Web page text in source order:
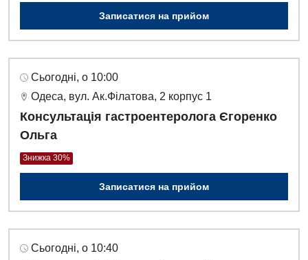
Записатися на прийом
Сьогодні, о 10:00
Одеса, вул. Ак.Філатова, 2 корпус 1
Консультація гастроентеролога Єгоренко
Ольга
Знижка 30%
Записатися на прийом
Сьогодні, о 10:40